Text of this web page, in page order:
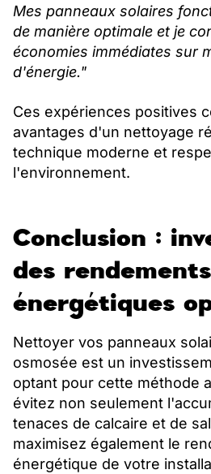
Mes panneaux solaires
de manière optimale et je
économies immédiates sur
d'énergie."
Ces expériences positives
avantages d'un nettoyage
technique moderne et
l'environnement.
Conclusion :
des rendements
énergétiques
Nettoyer vos panneaux
osmosée est un
optant pour cette méthode
évitez non seulement
tenaces de calcaire et de
maximisez également le
énergétique de votre